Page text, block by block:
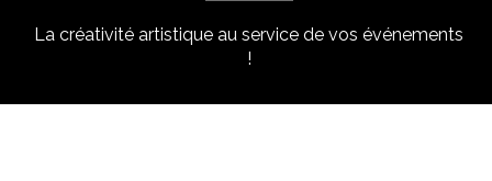
La créativité artistique au service de vos événements
!